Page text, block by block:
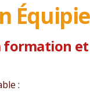
formation
: